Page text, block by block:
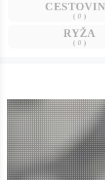
(0 )
RYŽA
(0 )